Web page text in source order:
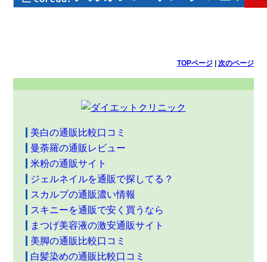
TOPページ| 次のページ
美白の通販比較口コミ
曼荼羅の通販レビュー
米粉の通販サイト
ジェルネイルを通販で探してる？
スカルプの通販濃い情報
スキニーを通販で安く買うなら
まつげ美容液の激安通販サイト
美脚の通販比較口コミ
白髪染めの通販比較口コミ